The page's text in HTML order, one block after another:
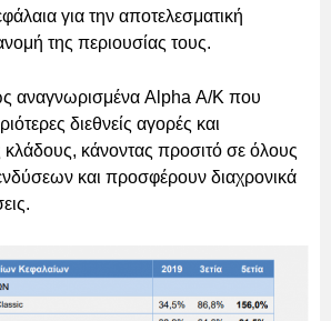
για την αποτελεσματική
της περιουσίας τους.
αναγνωρισμένα Alpha Α/Κ που
διεθνείς αγορές και
κάνοντας προσιτό σε όλους
και προσφέρουν διαχρονικά